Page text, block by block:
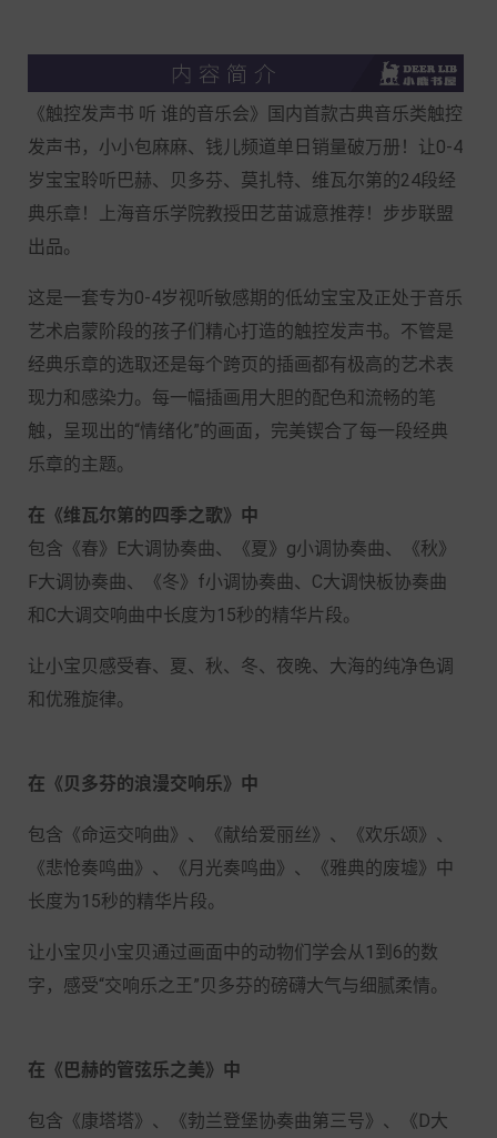
《触控发声书 听 谁的音乐会》国内首款古典音乐类触控
发声书，小小包麻麻、钱儿频道单日销量破万册！让0-4
岁宝宝聆听巴赫、贝多芬、莫扎特、维瓦尔第的24段经
典乐章！上海音乐学院教授田艺苗诚意推荐！步步联盟
出品。
这是一套专为0-4岁视听敏感期的低幼宝宝及正处于音乐
艺术启蒙阶段的孩子们精心打造的触控发声书。不管是
经典乐章的选取还是每个跨页的插画都有极高的艺术表
现力和感染力。每一幅插画用大胆的配色和流畅的笔
触，呈现出的“情绪化”的画面，完美锲合了每一段经典
乐章的主题。
在《维瓦尔第的四季之歌》中
包含《春》E大调协奏曲、《夏》g小调协奏曲、《秋》
F大调协奏曲、《冬》f小调协奏曲、C大调快板协奏曲
和C大调交响曲中长度为15秒的精华片段。
让小宝贝感受春、夏、秋、冬、夜晚、大海的纯净色调
和优雅旋律。
在《贝多芬的浪漫交响乐》中
包含《命运交响曲》、《献给爱丽丝》、《欢乐颂》、
《悲怆奏鸣曲》、《月光奏鸣曲》、《雅典的废墟》中
长度为15秒的精华片段。
让小宝贝小宝贝通过画面中的动物们学会从1到6的数
字，感受“交响乐之王”贝多芬的磅礴大气与细腻柔情。
在《巴赫的管弦乐之美》中
包含《康塔塔》、《勃兰登堡协奏曲第三号》、《D大